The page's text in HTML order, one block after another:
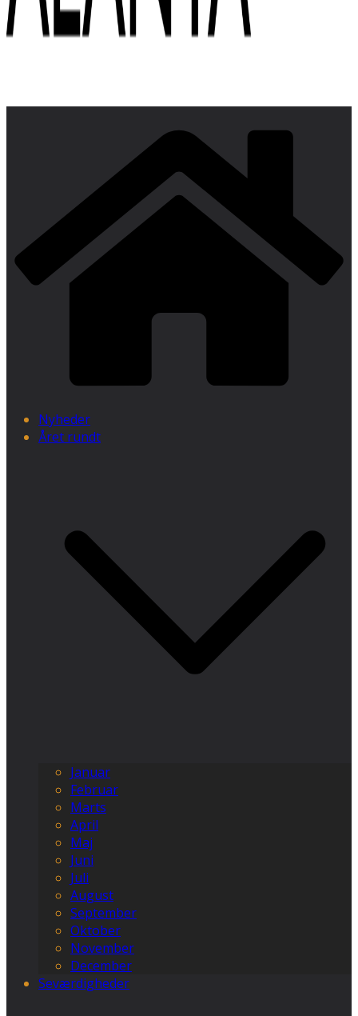
Nyheder
Året rundt
Januar
Februar
Marts
April
Maj
Juni
Juli
August
September
Oktober
November
December
Seværdigheder